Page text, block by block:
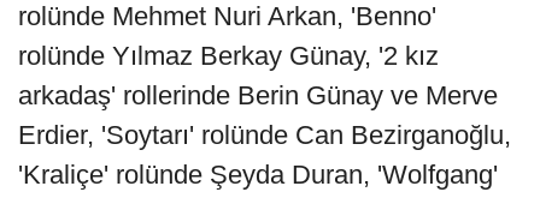
rolünde Mehmet Nuri Arkan, 'Benno'
rolünde Yılmaz Berkay Günay, '2 kız
arkadaş' rollerinde Berin Günay ve Merve
Erdier, 'Soytarı' rolünde Can Bezirganoğlu,
'Kraliçe' rolünde Şeyda Duran, 'Wolfgang'